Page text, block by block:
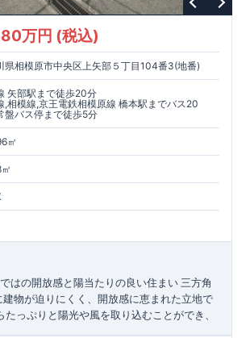
万円 (税込)
県相模原市中央区上矢部５丁目104番3(地番)
矢部駅まで徒歩20分
,相模線,京王電鉄相模原線 橋本駅までバス20
バス停まで徒歩5分
㎡
はの開放感と陽当たりの良い住まい三方角
物が迫りにくく、開放感に恵まれた立地で
っぷりと陽光や風を取り込むことができ、